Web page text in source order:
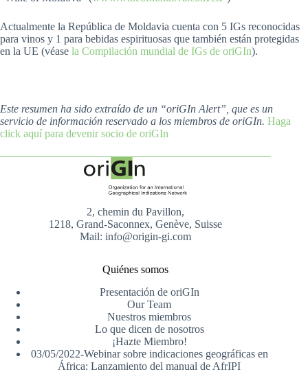
Actualmente la República de Moldavia cuenta con 5 IGs reconocidas
para vinos y 1 para bebidas espirituosas que también están protegidas
en la UE (véase la Compilación mundial de IGs de oriGIn).
Este resumen ha sido extraído de un “oriGIn Alert”, que es un
servicio de información reservado a los miembros de oriGIn. Haga
click aquí para devenir socio de oriGIn
2, chemin du Pavillon,
1218, Grand-Saconnex, Genève, Suisse
Mail: info@origin-gi.com
Quiénes somos
Presentación de oriGIn
Our Team
Nuestros miembros
Lo que dicen de nosotros
¡Hazte Miembro!
03/05/2022-Webinar sobre indicaciones geográficas en
África: Lanzamiento del manual de AfrIPI